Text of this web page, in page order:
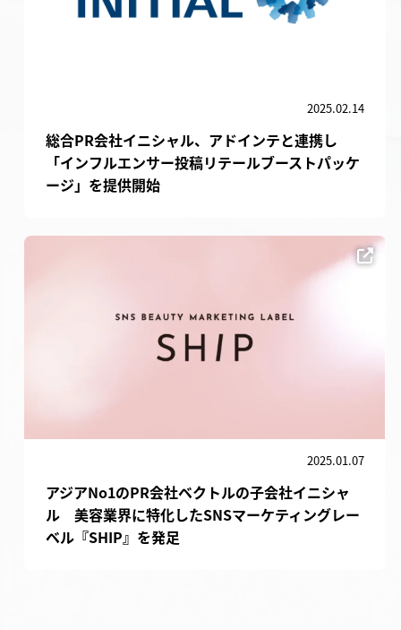
2025.02.14
総合PR会社イニシャル、アドインテと連携し
「インフルエンサー投稿リテールブーストパッケ
ージ」を提供開始
2025.01.07
アジアNo1のPR会社ベクトルの子会社イニシャ
ル 美容業界に特化したSNSマーケティングレー
ベル『SHIP』を発足